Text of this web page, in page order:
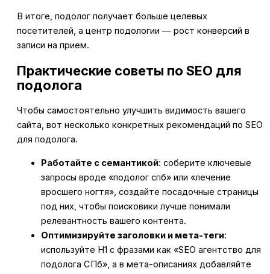
В итоге, подолог получает больше целевых
посетителей, а центр подологии — рост конверсий в
записи на прием.
Практические советы по SEO для
подолога
Чтобы самостоятельно улучшить видимость вашего
сайта, вот несколько конкретных рекомендаций по SEO
для подолога.
Работайте с семантикой: соберите ключевые
запросы вроде «подолог спб» или «лечение
вросшего ногтя», создайте посадочные страницы
под них, чтобы поисковики лучше понимали
релевантность вашего контента.
Оптимизируйте заголовки и мета-теги:
используйте H1 с фразами как «SEO агентство для
подолога СПб», а в мета-описаниях добавляйте